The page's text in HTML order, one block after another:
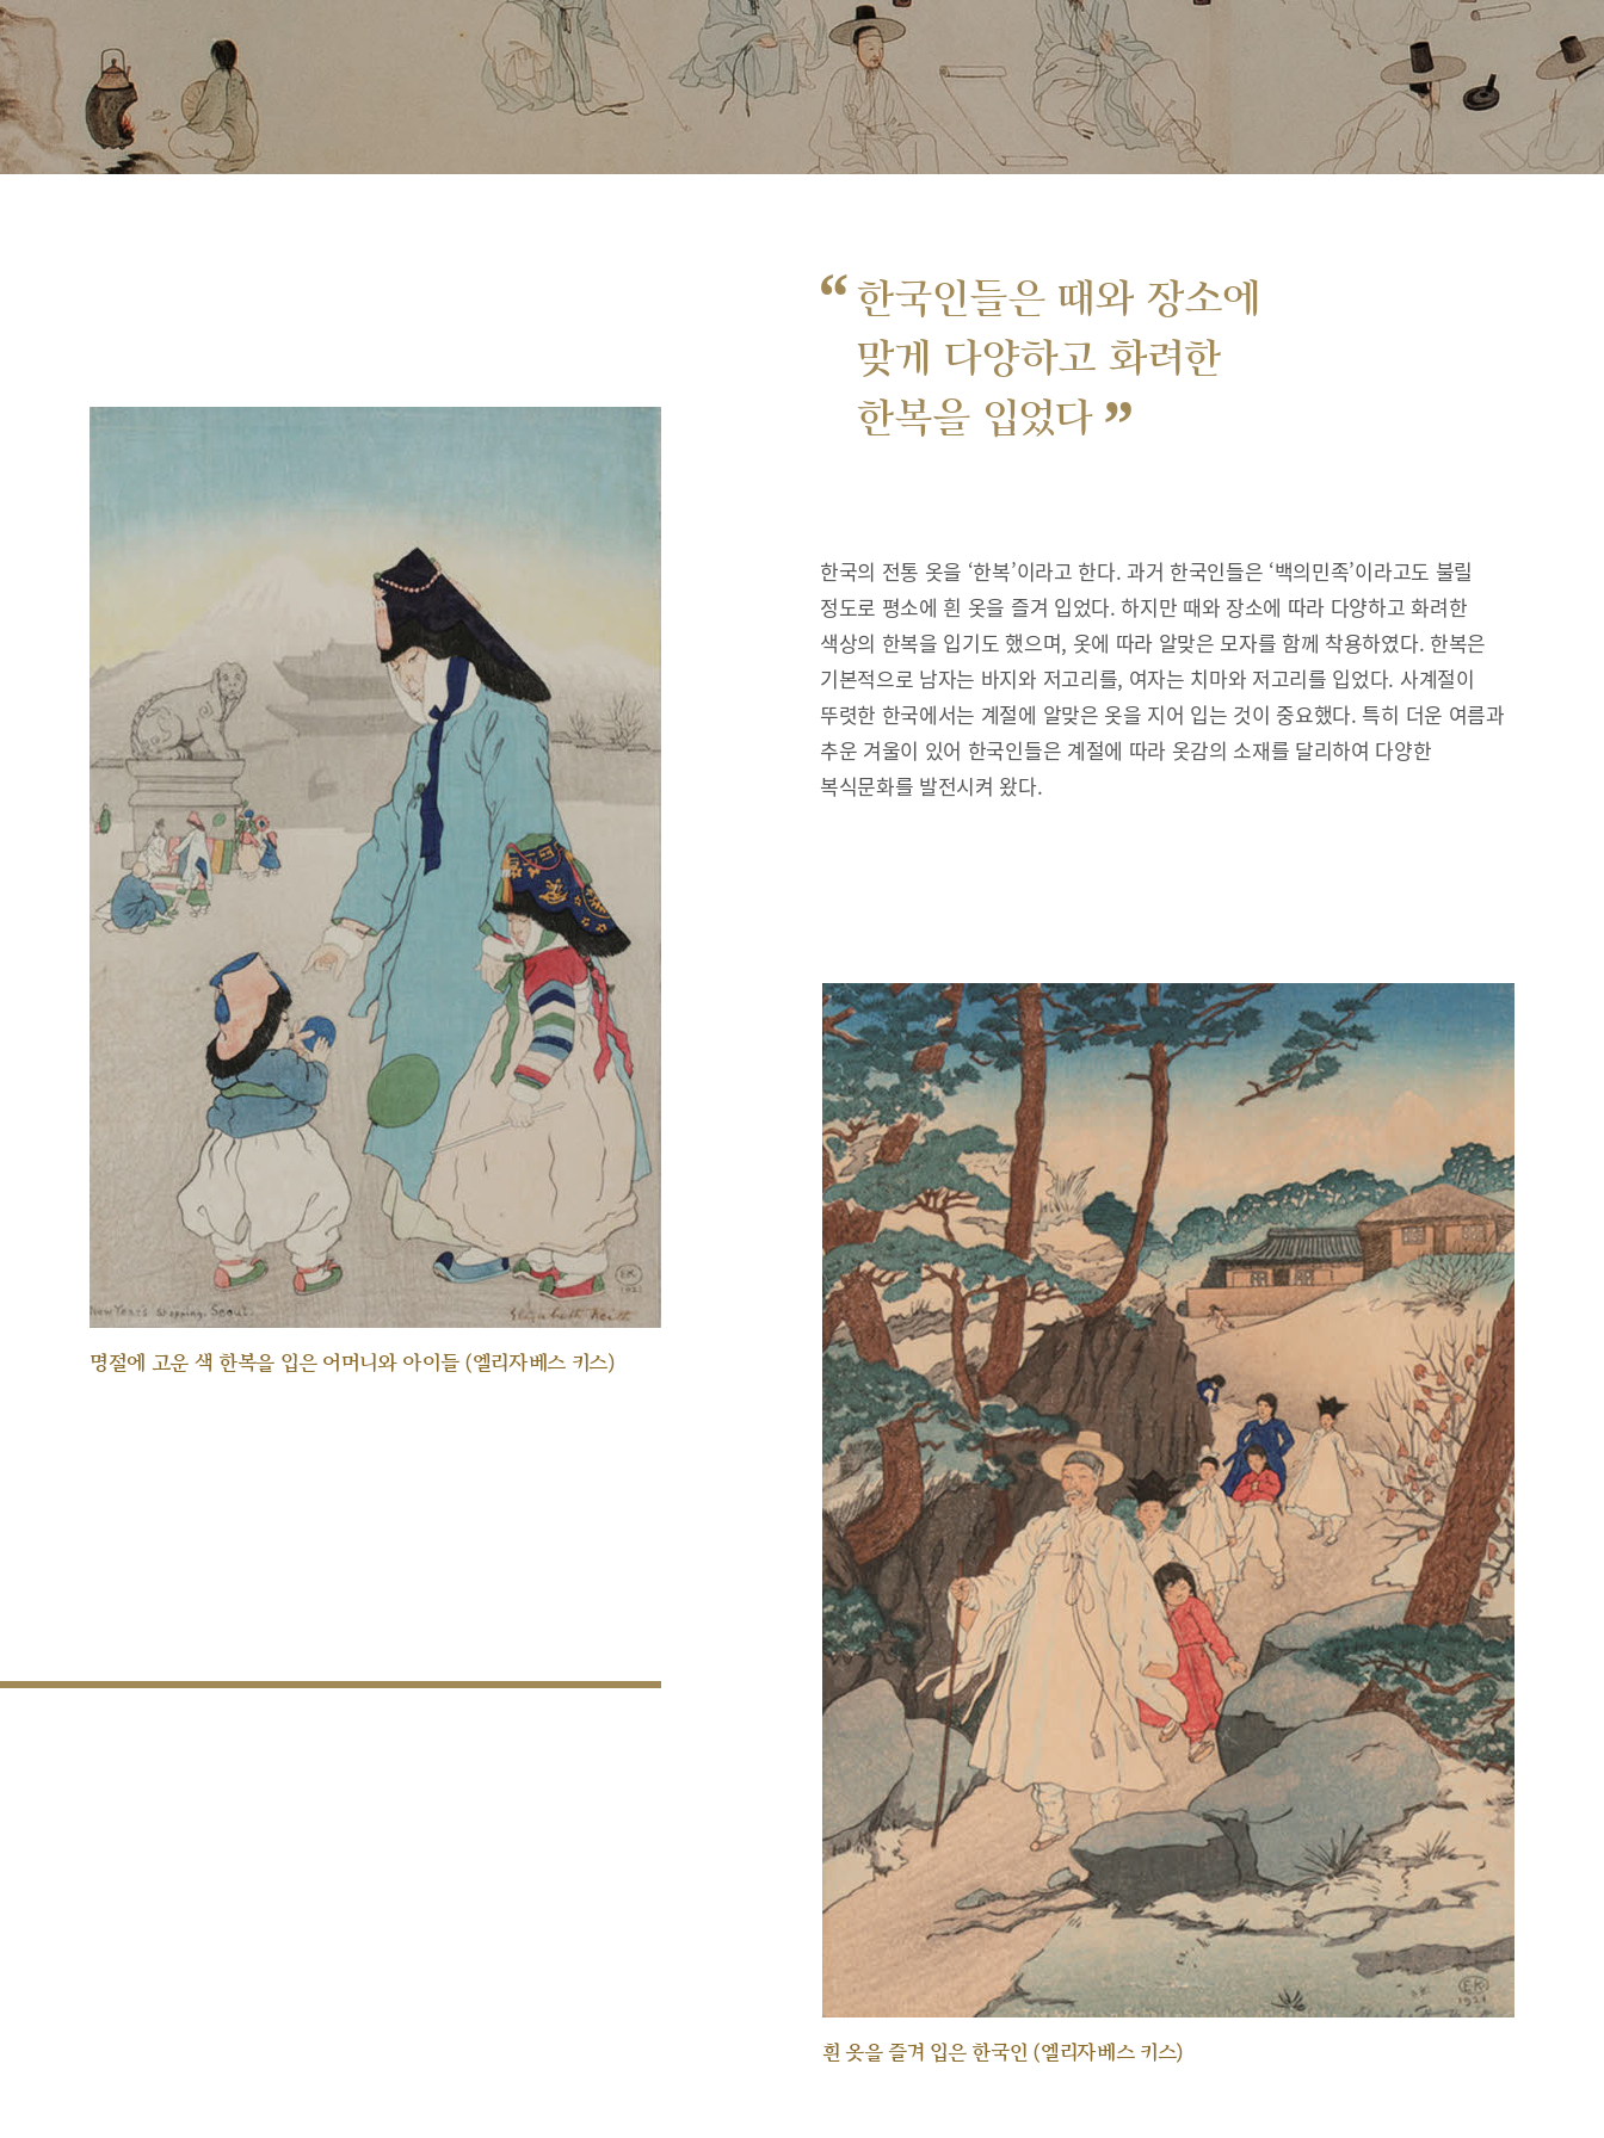
“ 한국인들은 때와 장소에
맞게 다양하고 화려한
한복을 입었다 ”
명절에 고운 색 한복을 입은 어머니와 아이들 (엘리자베스 키스)
한국의 전통 옷을 ‘한복’이라고 한다. 과거 한국인들은 ‘백의민족’이라고도 불릴
정도로 평소에 흰 옷을 즐겨 입었다. 하지만 때와 장소에 따라 다양하고 화려한
색상의 한복을 입기도 했으며, 옷에 따라 알맞은 모자를 함께 착용하였다. 한복은
기본적으로 남자는 바지와 저고리를, 여자는 치마와 저고리를 입었다. 사계절이
뚜렷한 한국에서는 계절에 알맞은 옷을 지어 입는 것이 중요했다. 특히 더운 여름과
추운 겨울이 있어 한국인들은 계절에 따라 옷감의 소재를 달리하여 다양한
복식문화를 발전시켜 왔다.
흰 옷을 즐겨 입은 한국인 (엘리자베스 키스)